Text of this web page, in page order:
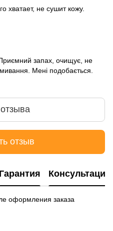
хватает, не сушит кожу.
запах, очищує, не
Мені подобається.
отзыв
Гарантия Консультация
оформления заказа